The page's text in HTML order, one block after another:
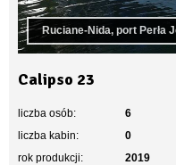
Ruciane-Nida, port Perła
Calipso 23
liczba osób:
6
liczba kabin:
0
rok produkcji:
2019